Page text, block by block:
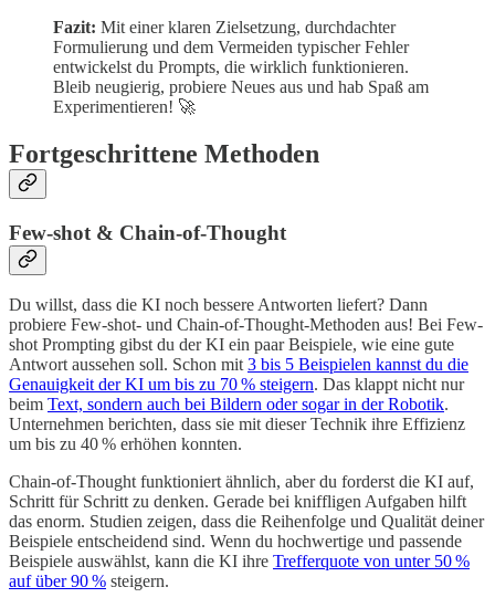
Fazit: Mit einer klaren Zielsetzung, durchdachter
Formulierung und dem Vermeiden typischer Fehler
entwickelst du Prompts, die wirklich funktionieren.
Bleib neugierig, probiere Neues aus und hab Spaß am
Experimentieren! 🚀
Fortgeschrittene Methoden
Few-shot & Chain-of-Thought
Du willst, dass die KI noch bessere Antworten liefert? Dann
probiere Few-shot- und Chain-of-Thought-Methoden aus! Bei Few-
shot Prompting gibst du der KI ein paar Beispiele, wie eine gute
Antwort aussehen soll. Schon mit3 bis 5 Beispielen kannst du die
Genauigkeit der KI um bis zu 70 % steigern. Das klappt nicht nur
beim Text, sondern auch bei Bildern oder sogar in der Robotik.
Unternehmen berichten, dass sie mit dieser Technik ihre Effizienz
um bis zu 40 % erhöhen konnten.
Chain-of-Thought funktioniert ähnlich, aber du forderst die KI auf,
Schritt für Schritt zu denken. Gerade bei kniffligen Aufgaben hilft
das enorm. Studien zeigen, dass die Reihenfolge und Qualität deiner
Beispiele entscheidend sind. Wenn du hochwertige und passende
Beispiele auswählst, kann die KI ihre Trefferquote von unter 50 %
auf über 90 % steigern.